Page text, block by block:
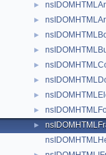
►
►
►
►
►
►
►
►
►